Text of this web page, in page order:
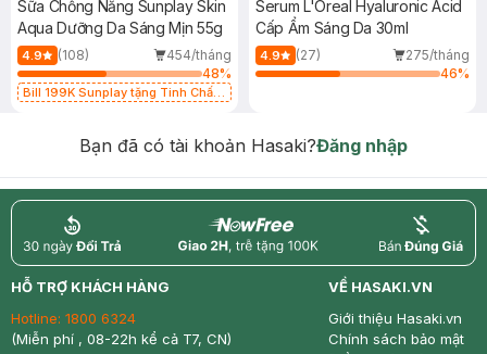
Sữa Chống Nắng Sunplay Skin
Aqua Dưỡng Da Sáng Mịn 55g
4.9 (108)
454/tháng
48%
Bill 199K Sunplay tặng Tinh Chất
Serum L'Oreal Hyaluronic Acid
Cấp Ẩm Sáng Da 30ml
4.9 (27)
275/tháng
46%
Bạn đã có tài khoản Hasaki?Đăng nhập
return nowfree price
HỖ TRỢ KHÁCH HÀNG
Hotline: 1800 6324
(Miễn phí , 08-22h kể cả T7, CN)
VỀ HASAKI.VN
Giới thiệu Hasaki.vn
Chính sách bảo mật